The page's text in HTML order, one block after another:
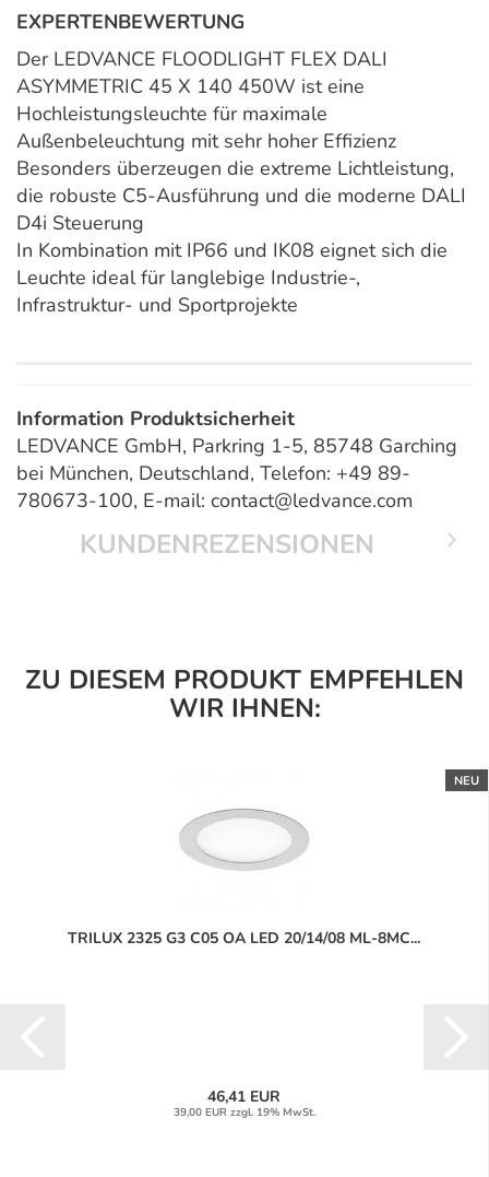
EXPERTENBEWERTUNG
Der LEDVANCE FLOODLIGHT FLEX DALI
ASYMMETRIC 45 X 140 450W ist eine
Hochleistungsleuchte für maximale
Außenbeleuchtung mit sehr hoher Effizienz
Besonders überzeugen die extreme Lichtleistung,
die robuste C5-Ausführung und die moderne DALI
D4i Steuerung
In Kombination mit IP66 und IK08 eignet sich die
Leuchte ideal für langlebige Industrie-,
Infrastruktur- und Sportprojekte
Information Produktsicherheit
LEDVANCE GmbH, Parkring 1-5, 85748 Garching
bei München, Deutschland, Telefon: +49 89-
780673-100, E-mail: contact@ledvance.com
KUNDENREZENSIONEN
ZU DIESEM PRODUKT EMPFEHLEN
WIR IHNEN:
NEU
TRILUX 2325 G3 C05 OA LED 20/14/08 ML-8MC...
46,41 EUR
39,00 EUR zzgl. 19% MwSt.